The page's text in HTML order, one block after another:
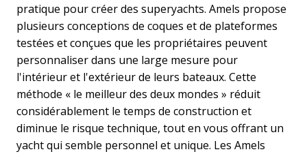
pratique pour créer des superyachts. Amels propose
plusieurs conceptions de coques et de plateformes
testées et conçues que les propriétaires peuvent
personnaliser dans une large mesure pour
l'intérieur et l'extérieur de leurs bateaux. Cette
méthode « le meilleur des deux mondes » réduit
considérablement le temps de construction et
diminue le risque technique, tout en vous offrant un
yacht qui semble personnel et unique. Les Amels